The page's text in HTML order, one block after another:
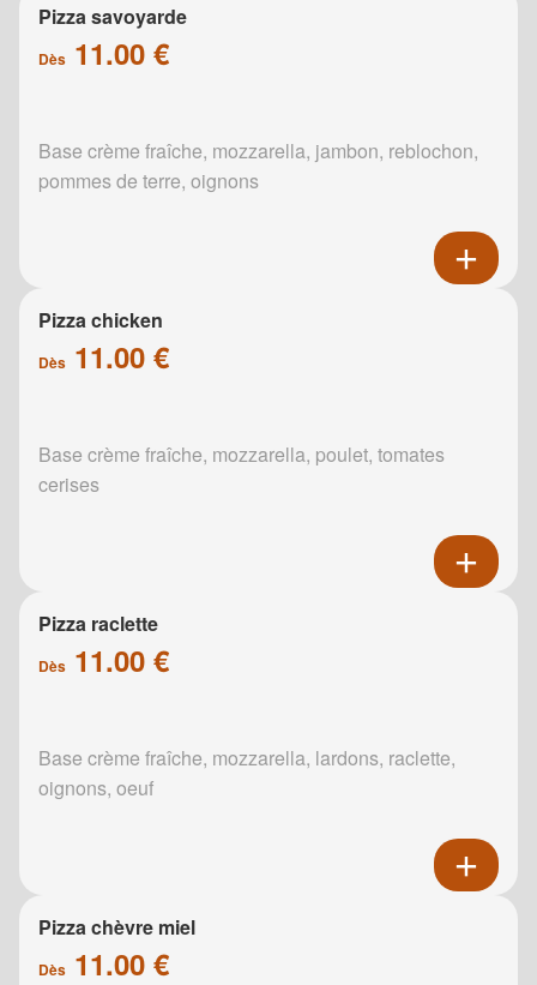
Pizza savoyarde
Dès 11.00 €
Base crème fraîche, mozzarella, jambon, reblochon,
pommes de terre, oignons
Pizza chicken
Dès 11.00 €
Base crème fraîche, mozzarella, poulet, tomates
cerises
Pizza raclette
Dès 11.00 €
Base crème fraîche, mozzarella, lardons, raclette,
oignons, oeuf
Pizza chèvre miel
Dès 11.00 €